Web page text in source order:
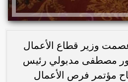
وزير قطاع الأعمال
مصطفى مدبولي رئيس
مؤتمر فرص الأعمال